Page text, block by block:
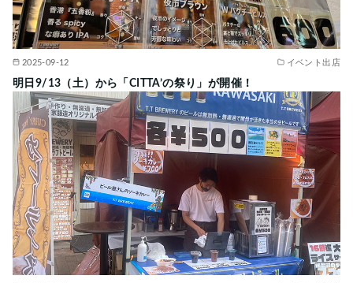
2025-09-12 イベント出店
明日9/13（土）から「CITTA’の祭り」が開催！